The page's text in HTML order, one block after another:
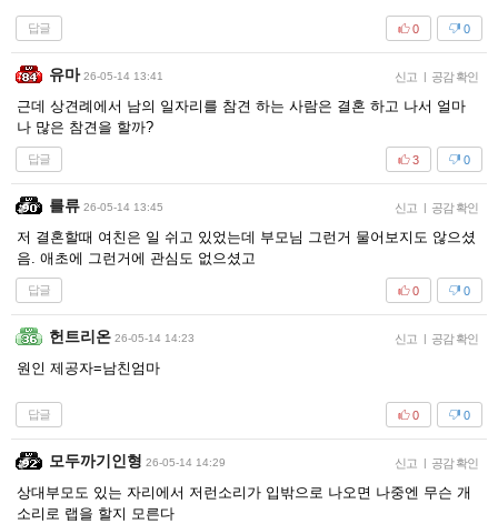
답글 0
0
유마 26-05-14 13:41 신고 | 공감 확인
근데 상견례에서 남의 일자리를 참견 하는 사람은 결혼 하고 나서 얼마
나 많은 참견을 할까?
답글 0
3
를류 26-05-14 13:45 신고 | 공감 확인
저 결혼할때 여친은 일 쉬고 있었는데 부모님 그런거 물어보지도 않으셨
음. 애초에 그런거에 관심도 없으셨고
답글 0
0
헌트리온 26-05-14 14:23 신고 | 공감 확인
원인 제공자=남친엄마
답글 0
0
모두까기인형 26-05-14 14:29 신고 | 공감 확인
상대부모도 있는 자리에서 저런소리가 입밖으로 나오면 나중엔 무슨 개
소리로 랩을 할지 모른다